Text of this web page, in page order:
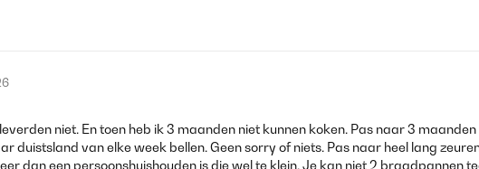
niet. En toen heb ik 3 maanden niet kunnen koken. Pas naar 3
duistsland van elke week bellen. Geen sorry of niets. Pas naar heel lang
dan een persoonshuishouden is die wel te klein. Je kan niet 2 braadpannen